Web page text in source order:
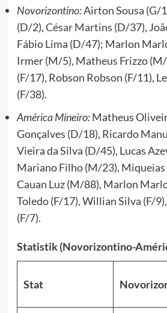
Novorizontino:Airton Sousa (G/
(D/2),César Martins (D/37),
Fábio Lima (D/47); Marlon
Irmer (M/5), Matheus Frizzo
(F/17), Robson Robson (F/11),
(F/38).
América Mineiro:Matheus
Gonçalves (D/18), Ricardo
Vieira da Silva (D/45), Lucas
Mariano Filho (M/23),
Cauan Luz (M/88), Marlon
Toledo (F/17), Willian Silva (F/
(F/7).
Statistik (Novorizontino-
Stat